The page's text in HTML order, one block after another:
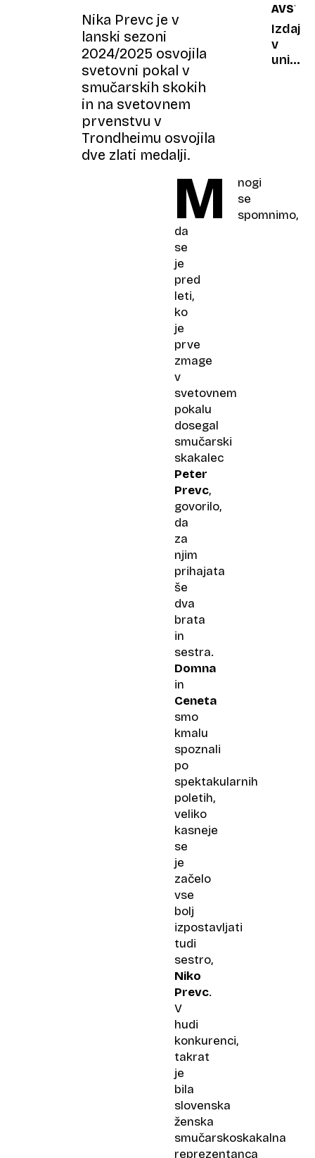
Nika Prevc je v
lanski sezoni
2024/2025 osvojila
svetovni pokal v
smučarskih skokih
in na svetovnem
prvenstvu v
Trondheimu osvojila
dve zlati medalji.
M
nogi
se
spomnimo,
da
se
je
pred
leti,
ko
je
prve
zmage
v
svetovnem
pokalu
dosegal
smučarski
skakalec
Peter
Prevc,
govorilo,
da
za
njim
prihajata
še
dva
brata
in
sestra.
Domna
in
Ceneta
smo
kmalu
spoznali
po
spektakularnih
poletih,
veliko
kasneje
se
je
začelo
vse
bolj
izpostavljati
tudi
sestro,
Niko
Prevc.
V
hudi
konkurenci,
takrat
je
bila
slovenska
ženska
smučarskoskakalna
reprezentanca
kdo
je
najbolj
loterija
ostaja
kraljica
Izdaja
v